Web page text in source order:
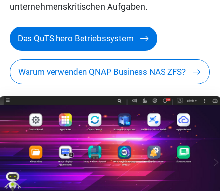
unternehmenskritischen Aufgaben.
Das QuTS hero Betriebssystem
Warum verwenden QNAP Business NAS ZFS?